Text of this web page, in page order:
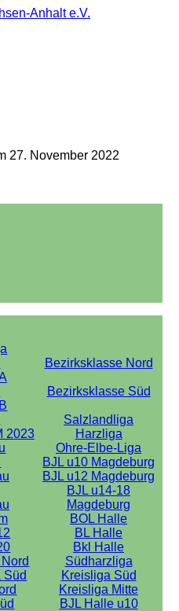
27. November 2022
Bezirksklasse Nord
Bezirksklasse Süd
Salzlandliga
2023
Harzliga
Ohre-Elbe-Liga
BJL u10 Magdeburg
BJL u12 Magdeburg
BJL u14-18
Magdeburg
BOL Halle
BL Halle
Bkl Halle
Südharzliga
Süd
Kreisliga Süd
Kreisliga Mitte
BJL Halle u10